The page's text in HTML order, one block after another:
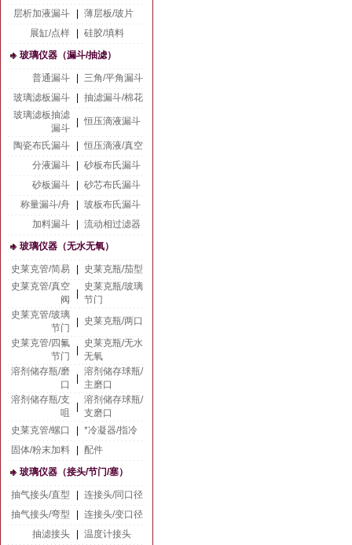
层析加液漏斗
薄层板/玻片
展缸/点样
硅胶/填料
玻璃仪器（漏斗/抽滤）
普通漏斗
三角/平角漏斗
玻璃滤板漏斗
抽滤漏斗/棉花
玻璃滤板抽滤
漏斗
恒压滴液漏斗
陶瓷布氏漏斗
恒压滴液/真空
分液漏斗
砂板布氏漏斗
砂板漏斗
砂芯布氏漏斗
称量漏斗/舟
玻板布氏漏斗
加料漏斗
流动相过滤器
玻璃仪器（无水无氧）
史莱克管/简易
史莱克瓶/茄型
史莱克管/真空
阀
史莱克瓶/玻璃
节门
史莱克管/玻璃
节门
史莱克瓶/两口
史莱克管/四氟
节门
史莱克瓶/无水
无氧
溶剂储存瓶/磨
口
溶剂储存球瓶/
主磨口
溶剂储存瓶/支
咀
溶剂储存球瓶/
支磨口
史莱克管/螺口
*冷凝器/指冷
固体/粉末加料
配件
玻璃仪器（接头/节门/塞）
抽气接头/直型
连接头/同口径
抽气接头/弯型
连接头/变口径
抽滤接头
温度计接头